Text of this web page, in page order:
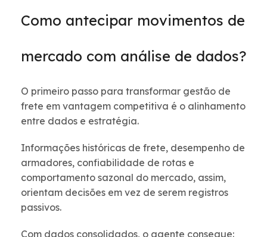
Como antecipar movimentos de
mercado com análise de dados?
O primeiro passo para transformar gestão de
frete em vantagem competitiva é o alinhamento
entre dados e estratégia.
Informações históricas de frete, desempenho de
armadores, confiabilidade de rotas e
comportamento sazonal do mercado, assim,
orientam decisões em vez de serem registros
passivos.
Com dados consolidados, o agente consegue: